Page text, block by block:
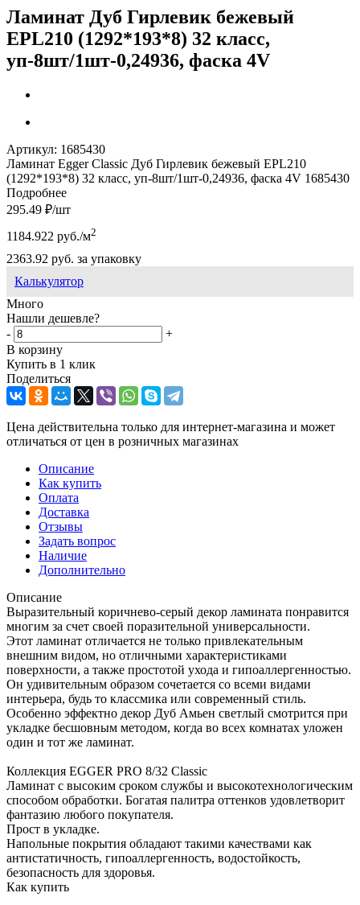
Ламинат Дуб Гирлевик бежевый
EPL210 (1292*193*8) 32 класс,
уп-8шт/1шт-0,24936, фаска 4V
Артикул: 1685430
Ламинат Egger Classic Дуб Гирлевик бежевый EPL210
(1292*193*8) 32 класс, уп-8шт/1шт-0,24936, фаска 4V 1685430
Подробнее
295.49 ₽/шт
1184.922 руб./м2
2363.92 руб. за упаковку
Калькулятор
Много
Нашли дешевле?
-
+
В корзину
Купить в 1 клик
Поделиться
Цена действительна только для интернет-магазина и может
отличаться от цен в розничных магазинах
Описание
Как купить
Оплата
Доставка
Отзывы
Задать вопрос
Наличие
Дополнительно
Описание
Выразительный коричнево-серый декор ламината понравится
многим за счет своей поразительной универсальности.
Этот ламинат отличается не только привлекательным
внешним видом, но отличными характеристиками
поверхности, а также простотой ухода и гипоаллергенностью.
Он удивительным образом сочетается со всеми видами
интерьера, будь то классмика или современный стиль.
Особенно эффектно декор Дуб Амьен светлый смотрится при
укладке бесшовным методом, когда во всех комнатах уложен
один и тот же ламинат.
Коллекция EGGER PRO 8/32 Classic
Ламинат с высоким сроком службы и высокотехнологическим
способом обработки. Богатая палитра оттенков удовлетворит
фантазию любого покупателя.
Прост в укладке.
Напольные покрытия обладают такими качествами как
антистатичность, гипоаллергенность, водостойкость,
безопасность для здоровья.
Как купить